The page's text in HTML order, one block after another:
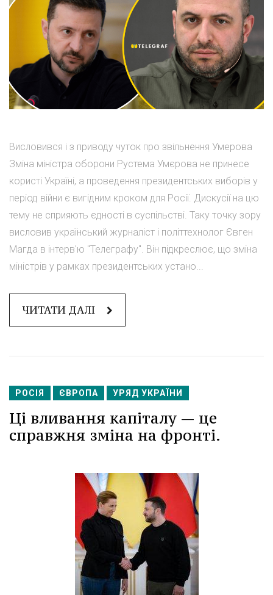
Висловився і з приводу чуток про звільнення Умерова
Зміна міністра оборони Рустема Умєрова не принесе
користі Україні, а проведення президентських виборів у
період війни є вигідним кроком для Росії. Дискусії на цю
тему не сприяють єдності в суспільстві. Таку точку зору
висловив український журналіст і політтехнолог Євген
Магда в інтерв'ю "Телеграфу". Він підкреслює, що зміна
міністрів у рамках президентських устано...
ЧИТАТИ ДАЛІ
РОСІЯ ЄВРОПА УРЯД УКРАЇНИ
Ці вливання капіталу — це
справжня зміна на фронті.